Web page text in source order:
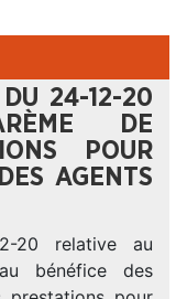
24-12-20
DE
POUR
AGENTS
20 relative au
bénéfice des